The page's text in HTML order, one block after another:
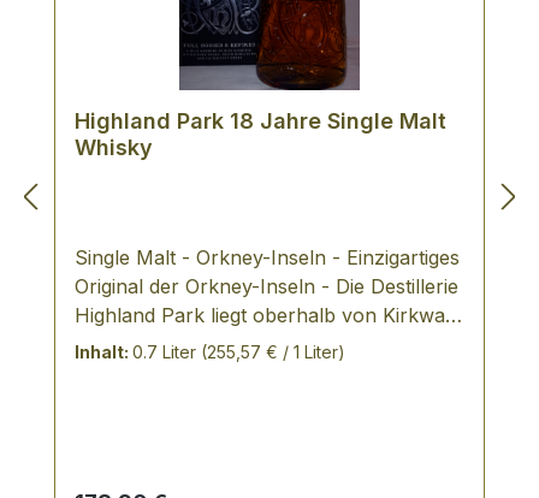
Highland Park 18 Jahre Single Malt
Whisky
Single Malt - Orkney-Inseln - Einzigartiges
Original der Orkney-Inseln - Die Destillerie
Highland Park liegt oberhalb von Kirkwall
auf einem kleinen Hügel namens High
erfasst.Das eigentliche "Geheimnis" von
Inhalt: 0.7 Liter (255,57 € / 1 Liter)